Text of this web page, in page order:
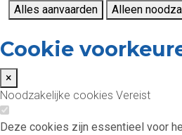
Alles aanvaarden
Alleen
Cookie
×
Noodzakelijke cookies Vereist
Deze cookies zijn essentieel voor